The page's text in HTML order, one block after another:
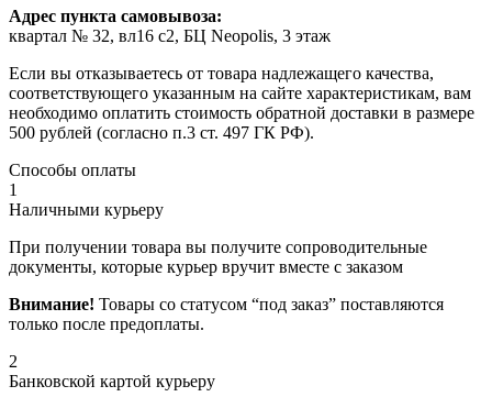
Адрес пункта самовывоза:
квартал № 32, вл16 с2, БЦ Neopolis, 3 этаж
Если вы отказываетесь от товара надлежащего качества,
соответствующего указанным на сайте характеристикам, вам
необходимо оплатить стоимость обратной доставки в размере
500 рублей (согласно п.3 ст. 497 ГК РФ).
Способы оплаты
1
Наличными курьеру
При получении товара вы получите сопроводительные
документы, которые курьер вручит вместе с заказом
Внимание! Товары со статусом “под заказ” поставляются
только после предоплаты.
2
Банковской картой курьеру